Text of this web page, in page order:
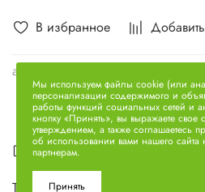
В избранное
арт.
Описание
Термостат (86 С ) (2.15071)
Мы используем файлы cookie (или
персонализации содержимого и
работы функций социальных сетей и
кнопку «Принять», вы выражаете свое
утверждением, а также соглашаетесь
об использовании вами нашего
партнерам.
Принять